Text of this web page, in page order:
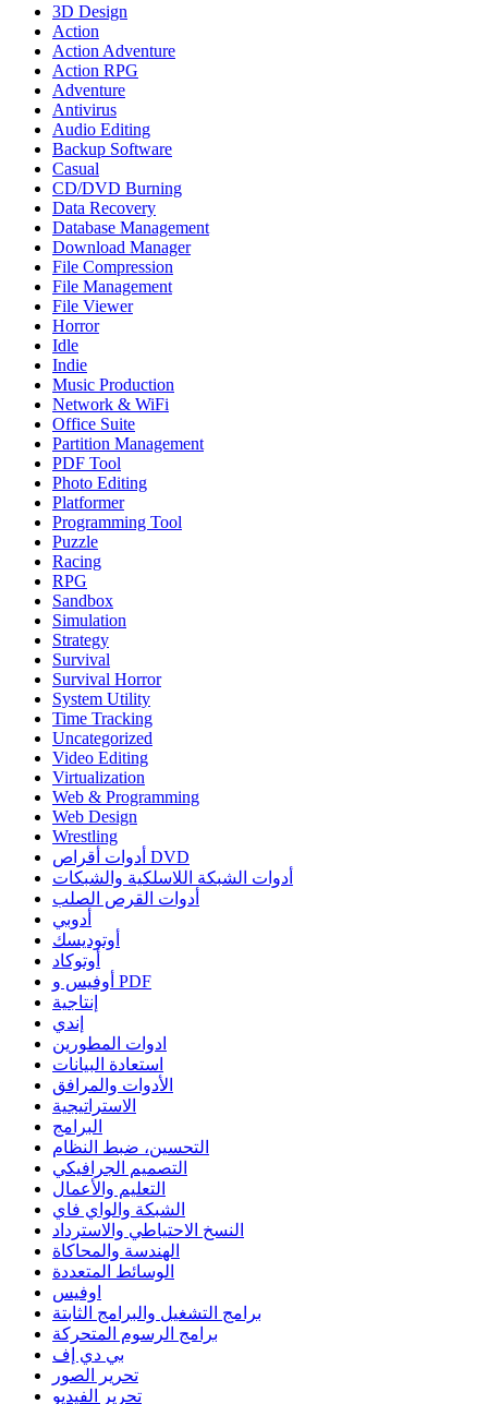
3D Design
Action
Action Adventure
Action RPG
Adventure
Antivirus
Audio Editing
Backup Software
Casual
CD/DVD Burning
Data Recovery
Database Management
Download Manager
File Compression
File Management
File Viewer
Horror
Idle
Indie
Music Production
Network & WiFi
Office Suite
Partition Management
PDF Tool
Photo Editing
Platformer
Programming Tool
Puzzle
Racing
RPG
Sandbox
Simulation
Strategy
Survival
Survival Horror
System Utility
Time Tracking
Uncategorized
Video Editing
Virtualization
Web & Programming
Web Design
Wrestling
أدوات أقراص DVD
أدوات الشبكة اللاسلكية والشبكات
أدوات القرص الصلب
أدوبي
أوتوديسك
أوتوكاد
أوفيس و PDF
إنتاجية
إندي
ادوات المطورين
استعادة البيانات
الأدوات والمرافق
الاستراتيجية
البرامج
التحسين، ضبط النظام
التصميم الجرافيكي
التعليم والأعمال
الشبكة والواي فاي
النسخ الاحتياطي والاسترداد
الهندسة والمحاكاة
الوسائط المتعددة
اوفيس
برامج التشغيل والبرامج الثابتة
برامج الرسوم المتحركة
بي دي إف
تحرير الصور
تحرير الفيديو